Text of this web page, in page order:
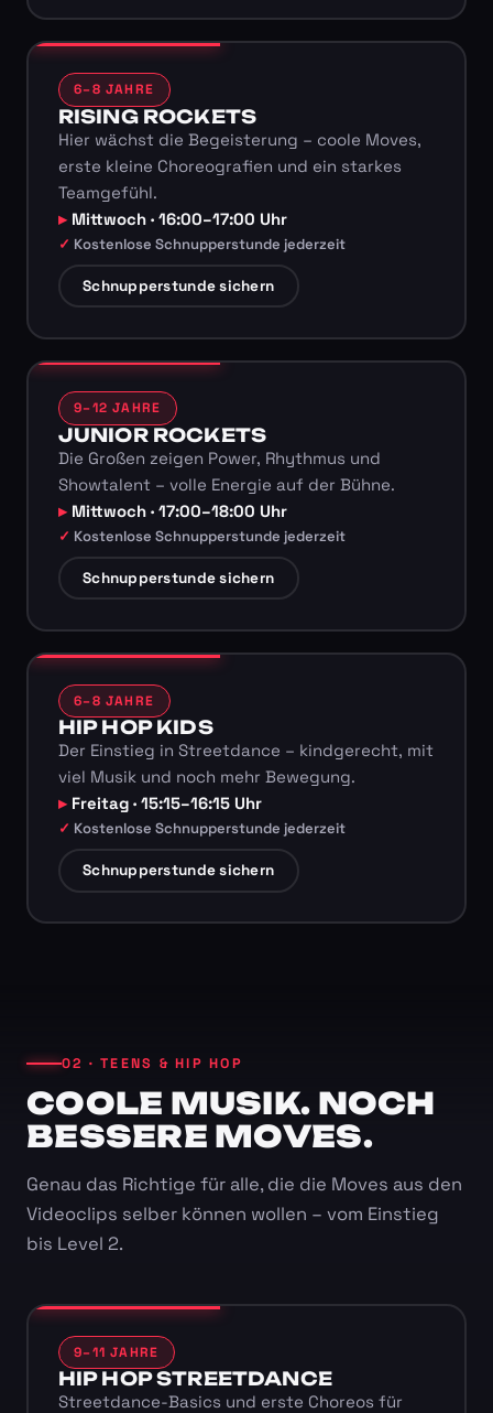
6–8 JAHRE
RISING ROCKETS
Hier wächst die Begeisterung – coole Moves,
erste kleine Choreografien und ein starkes
Teamgefühl.
Mittwoch · 16:00–17:00 Uhr
Kostenlose Schnupperstunde jederzeit
Schnupperstunde sichern
9–12 JAHRE
JUNIOR ROCKETS
Die Großen zeigen Power, Rhythmus und
Showtalent – volle Energie auf der Bühne.
Mittwoch · 17:00–18:00 Uhr
Kostenlose Schnupperstunde jederzeit
Schnupperstunde sichern
6–8 JAHRE
HIP HOP KIDS
Der Einstieg in Streetdance – kindgerecht, mit
viel Musik und noch mehr Bewegung.
Freitag · 15:15–16:15 Uhr
Kostenlose Schnupperstunde jederzeit
Schnupperstunde sichern
02 · TEENS & HIP HOP
COOLE MUSIK. NOCH
BESSERE MOVES.
Genau das Richtige für alle, die die Moves aus den
Videoclips selber können wollen – vom Einstieg
bis Level 2.
9–11 JAHRE
HIP HOP STREETDANCE
Streetdance-Basics und erste Choreos für